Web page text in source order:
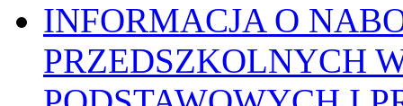
INFORMACJA O
PRZEDSZKOLNYCH